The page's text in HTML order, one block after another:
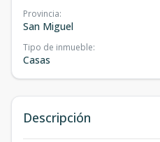
Provincia:
San Miguel
Tipo de inmueble:
Casas
Descripción